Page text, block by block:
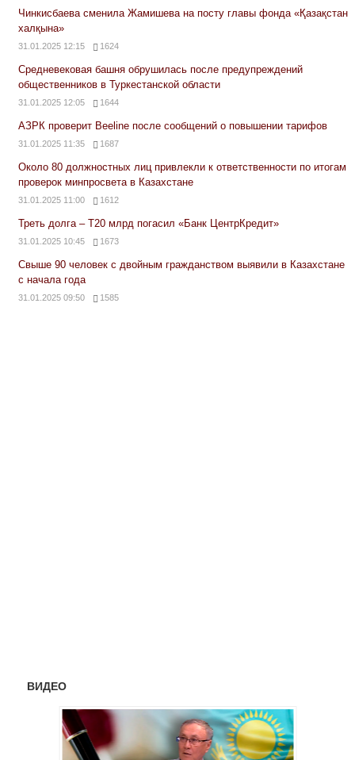
Чинкисбаева сменила Жамишева на посту главы фонда «Қазақстан
халқына»
31.01.2025 12:15 1624
Средневековая башня обрушилась после предупреждений
общественников в Туркестанской области
31.01.2025 12:05 1644
АЗРК проверит Beeline после сообщений о повышении тарифов
31.01.2025 11:35 1687
Около 80 должностных лиц привлекли к ответственности по итогам
проверок минпросвета в Казахстане
31.01.2025 11:00 1612
Треть долга – Т20 млрд погасил «Банк ЦентрКредит»
31.01.2025 10:45 1673
Свыше 90 человек с двойным гражданством выявили в Казахстане
с начала года
31.01.2025 09:50 1585
ВИДЕО